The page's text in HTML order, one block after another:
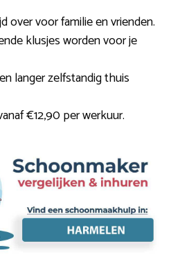
over voor familie en vrienden.
klusjes worden voor je
langer zelfstandig thuis
€12,90 per werkuur.